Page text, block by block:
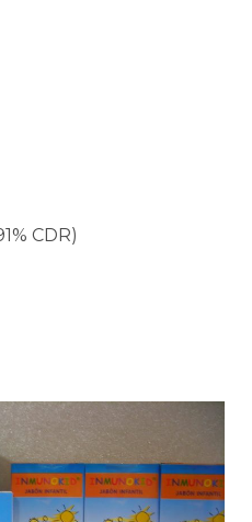
CDR)
CDR)